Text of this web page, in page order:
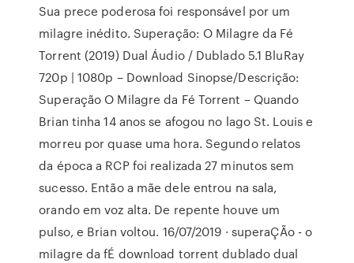
Sua prece poderosa foi responsável por um
milagre inédito. Superação: O Milagre da Fé
Torrent (2019) Dual Áudio / Dublado 5.1 BluRay
720p | 1080p – Download Sinopse/Descrição:
Superação O Milagre da Fé Torrent – Quando
Brian tinha 14 anos se afogou no lago St. Louis e
morreu por quase uma hora. Segundo relatos
da época a RCP foi realizada 27 minutos sem
sucesso. Então a mãe dele entrou na sala,
orando em voz alta. De repente houve um
pulso, e Brian voltou. 16/07/2019 · superaÇÃo - o
milagre da fÉ download torrent dublado dual